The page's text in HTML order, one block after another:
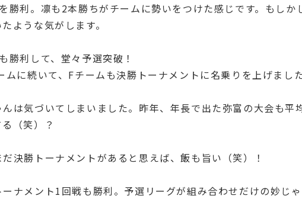
勝利。凛も2本勝ちがチームに勢いをつけた感じです。もし
ような気がします。
勝利して、堂々予選突破！
ムに続いて、Fチームも決勝トーナメントに名乗りを上げました
は気づいてしまいました。昨年、年長で出た弥富の大会も
（笑）？
決勝トーナメントがあると思えば、飯も旨い（笑）！
ナメント1回戦も勝利。予選リーグが組み合わせだけの妙じ